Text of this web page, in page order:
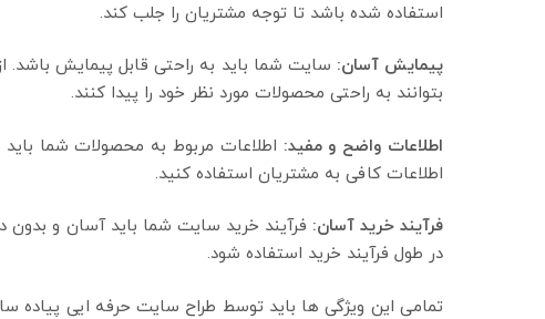
استفاده شده باشد تا توجه مشتریان را جلب کند.
پیمایش آسان: سایت شما باید به راحتی قابل پیمایش باشد.
بتوانند به راحتی محصولات مورد نظر خود را پیدا کنند.
اطلاعات واضح و مفید: اطلاعات مربوط به محصولات شما
اطلاعات کافی به مشتریان استفاده کنید.
فرآیند خرید آسان: فرآیند خرید سایت شما باید آسان و بدون
در طول فرآیند خرید استفاده شود.
تمامی این ویژگی ها باید توسط طراح سایت حرفه ایی پیاده